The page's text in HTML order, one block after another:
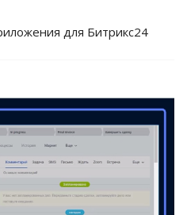
для Битрикс24
проект